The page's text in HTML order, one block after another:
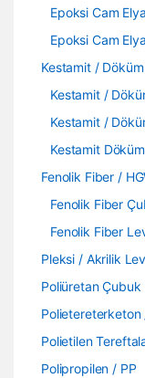
Epoksi Cam
Epoksi Cam
Kestamit /
Kestamit /
Kestamit /
Kestamit
Fenolik Fiber /
Fenolik Fiber
Fenolik Fiber
Pleksi / Akrilik
Poliüretan Çubuk
Polietereterketon
Polietilen
Polipropilen / PP